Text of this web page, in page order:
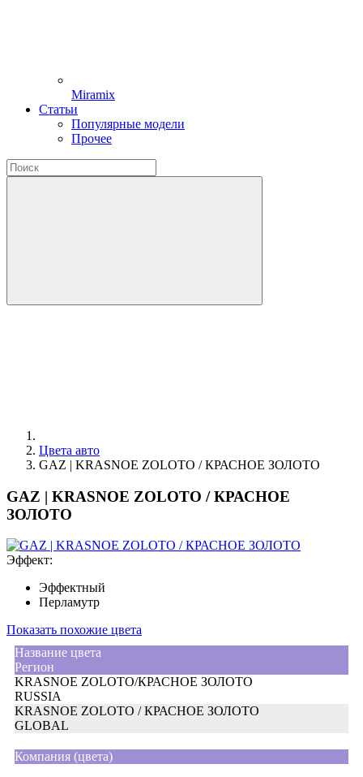
Miramix
Статьи
Популярные модели
Прочее
Цвета авто
GAZ | KRASNOE ZOLOTO / КРАСНОЕ ЗОЛОТО
GAZ | KRASNOE ZOLOTO / КРАСНОЕ
ЗОЛОТО
Эффект:
Эффектный
Перламутр
Показать похожие цвета
Название цвета
Регион
KRASNOE ZOLOTO/КРАСНОЕ ЗОЛОТО
RUSSIA
KRASNOE ZOLOTO / КРАСНОЕ ЗОЛОТО
GLOBAL
Компания (цвета)